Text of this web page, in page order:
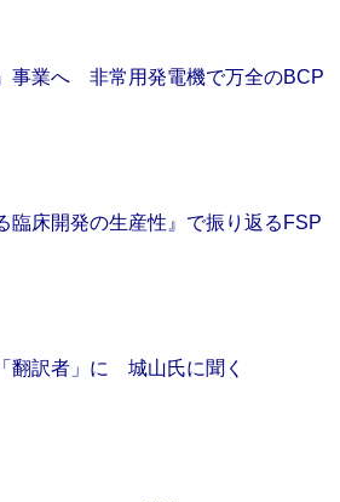
事業へ 非常用発電機で万全のBCP
臨床開発の生産性』で振り返るFSP
翻訳者」に 城山氏に聞く